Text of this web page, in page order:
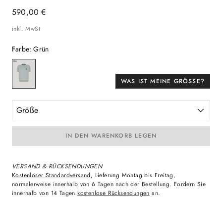
590,00 €
inkl. MwSt
Farbe:Grün
WAS IST MEINE GRÖSSE?
Größe
IN DEN WARENKORB LEGEN
VERSAND & RÜCKSENDUNGEN
Kostenloser Standardversand, Lieferung Montag bis Freitag,
normalerweise innerhalb von 6 Tagen nach der Bestellung. Fordern Sie
innerhalb von 14 Tagenkostenlose Rücksendungen an.